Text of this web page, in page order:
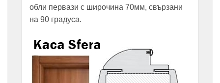
обли первази с широчина 70мм, свързани
на 90 градуса.